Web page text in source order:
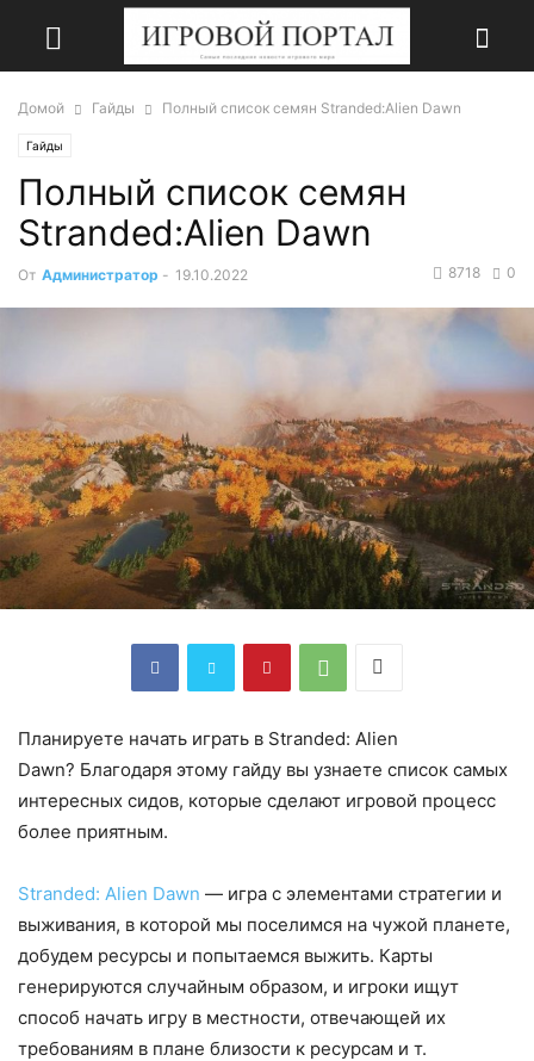
Домой Гайды Полный список семян Stranded:Alien Dawn
Гайды
Полный список семян
Stranded:Alien Dawn
От Администратор - 19.10.2022 0
8718
Планируете начать играть в Stranded: Alien
Dawn? Благодаря этому гайду вы узнаете список самых
интересных сидов, которые сделают игровой процесс
более приятным.
Stranded: Alien Dawn — игра с элементами стратегии и
выживания, в которой мы поселимся на чужой планете,
добудем ресурсы и попытаемся выжить. Карты
генерируются случайным образом, и игроки ищут
способ начать игру в местности, отвечающей их
требованиям в плане близости к ресурсам и т.